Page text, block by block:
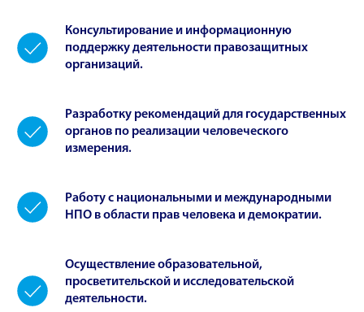
Консультирование и информационную
поддержку деятельности правозащитных
организаций.
Разработку рекомендаций для государственных
органов по реализации человеческого
измерения.
Работу с национальными и международными
НПО в области прав человека и демократии.
Осуществление образовательной,
просветительской и исследовательской
деятельности.